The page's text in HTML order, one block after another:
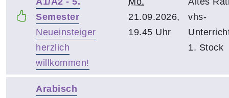
Semester
Neueinsteiger
herzlich
willkommen!
21.09.2026,
19.45 Uhr
vhs-
1. Stock
Arabisch